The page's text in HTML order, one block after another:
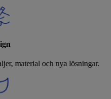
material och nya lösningar.